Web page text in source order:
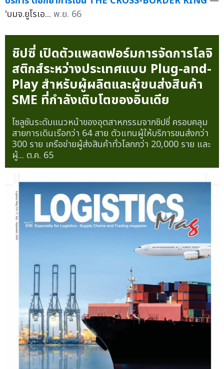
'บมจ.ยูโรเอ... พ.ย. 66
ชิปซี่ เปิดตัวแพลตฟอร์มการจัดการโลจิ
สติกส์ระหว่างประเทศแบบ Plug-and-
Play สำหรับผู้ผลิตและผู้ขนส่งสินค้า
SME ที่กำลังเติบโตของอินเดีย
โซลูชันระดับแนวหน้าของอุตสาหกรรมจากชิปซี่ ครอบคลุม
สายการเดินเรือกว่า 64 สาย ตัวแทนผู้ให้บริการขนส่งกว่า
300 ราย เครือข่ายผู้ส่งสินค้าทั่วโลกกว่า 20,000 ราย และ
ผู้... ต.ค. 65